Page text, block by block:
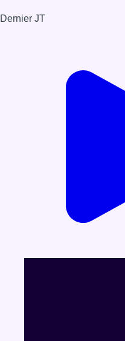
Dernier JT